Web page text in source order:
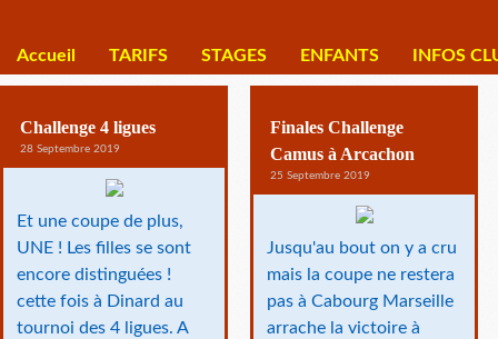
Accueil TARIFS STAGES ENFANTS INFOS
Challenge 4 ligues
28 Septembre 2019
Et une coupe de plus,
UNE ! Les filles se sont
encore distinguées !
cette fois à Dinard au
tournoi des 4 ligues. A
Finales Challenge
Camus à Arcachon
25 Septembre 2019
Jusqu'au bout on y a cru
mais la coupe ne restera
pas à Cabourg Marseille
arrache la victoire à